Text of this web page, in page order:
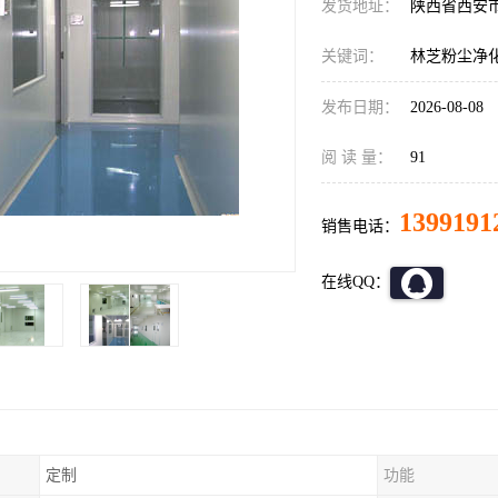
发货地址： 陕西省西安
关键词： 林芝粉尘净
发布日期： 2026-08-08
阅 读 量： 91
销售电话：
在线QQ：
定制 功能